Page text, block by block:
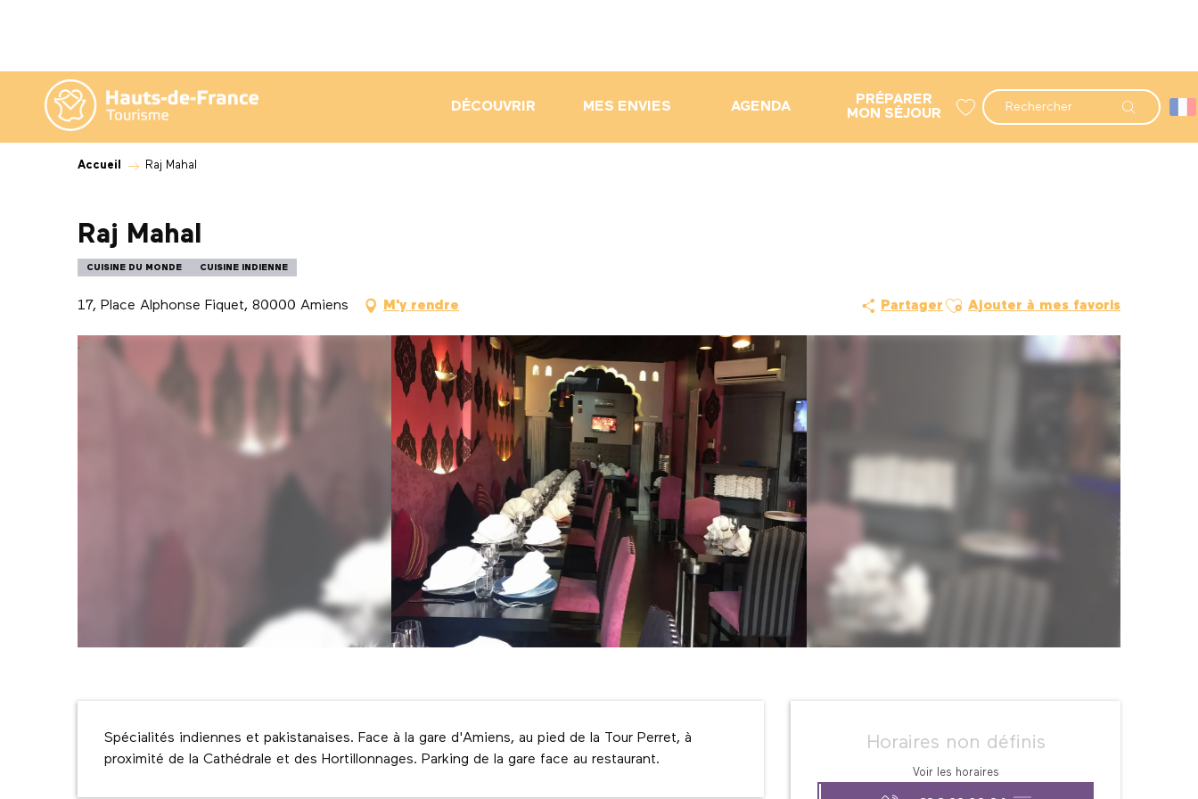
contenu
principal
Recherche
DÉCOUVRIR MES ENVIES AGENDA
PRÉPARER
MON SÉJOUR
Accueil Raj Mahal
Raj Mahal
CUISINE DU MONDE CUISINE INDIENNE
17, Place Alphonse Fiquet, 80000 Amiens M'y rendre Partager Ajouter aux favoris
Ajouter à mes favoris
Ouverture et
Horaires non définis
Voir les horaires
Description
Spécialités indiennes et pakistanaises. Face à la gare d'Amiens, au pied de la Tour Perret, à
proximité de la Cathédrale et des Hortillonnages. Parking de la gare face au restaurant.